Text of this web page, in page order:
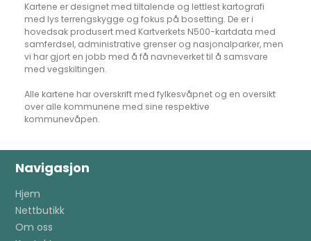
Kartene er designet med tiltalende og lettlest kartografi
med lys terrengskygge og fokus på bosetting. De er i
hovedsak produsert med Kartverkets N500-kartdata med
samferdsel, administrative grenser og nasjonalparker, men
vi har gjort en jobb med å få navneverket til å samsvare
med vegskiltingen.
Alle kartene har overskrift med fylkesvåpnet og en oversikt
over alle kommunene med sine respektive
kommunevåpen.
Navigasjon
Hjem
Nettbutikk
Om oss